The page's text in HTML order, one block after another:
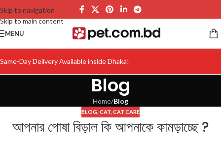
Skip to navigation
Skip to main content
MENU
Same-Day Delivery Available inside Dhaka!
Blog
Home/Blog
BLOG CAT CAT CARE
আপনার পোষা বিড়াল কি আপনাকে কামড়াচ্ছে ?